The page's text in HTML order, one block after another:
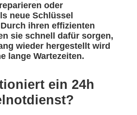
oder
neue Schlüssel
ihren effizienten
sie schnell dafür sorgen,
wieder hergestellt wird
lange Wartezeiten.
ein 24h